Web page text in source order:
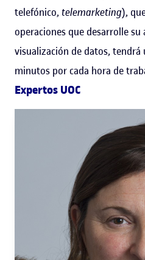
telefónico, telemarketing),
operaciones que desarrolle
visualización de datos, tendrá
minutos por cada hora de
Expertos UOC